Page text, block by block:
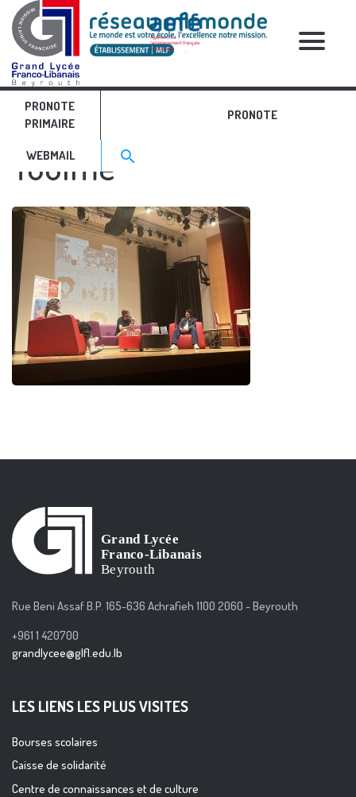
PRONOTE
PRIMAIRE
PRONOTE
WEBMAIL Search for:>
search
RELATIVE POSTS
Rencontre avec Fabien
Toulmé
Rue Beni Assaf B.P. 165-636 Achrafieh 1100 2060 - Beyrouth
+961 1 420700
grandlycee@glfl.edu.lb
LES LIENS LES PLUS VISITES
Bourses scolaires
Caisse de solidarité
Centre de connaissances et de culture